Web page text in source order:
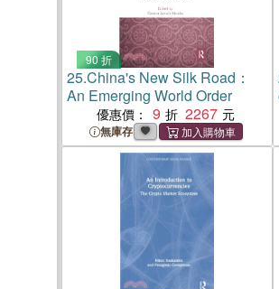
90 折
25.China's New Silk Road：
An Emerging World Order
優惠價： 9 2267
無庫存